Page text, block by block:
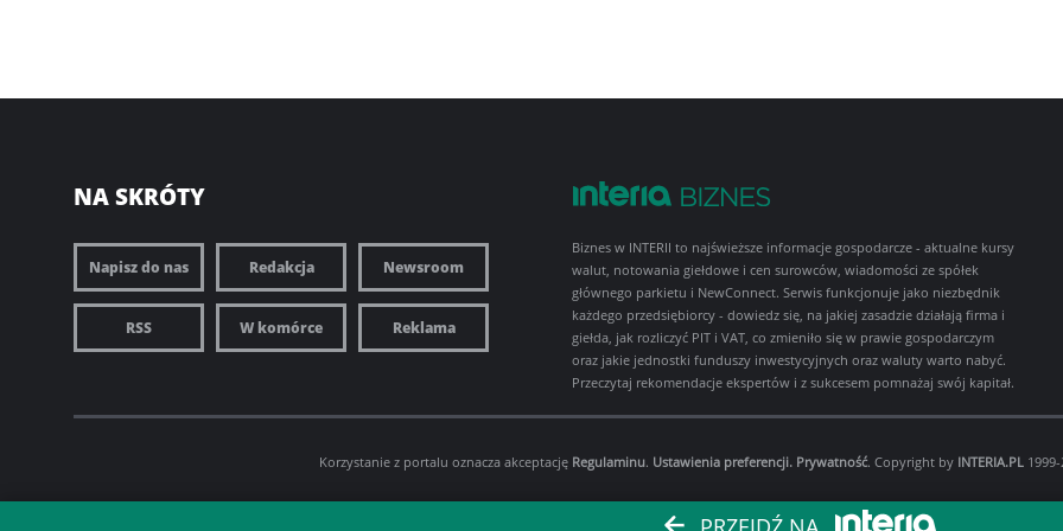
NA SKRÓTY
Napisz do nas Redakcja Newsroom
RSS W komórce Reklama
Biznes w INTERII to najświeższe informacje gospodarcze - aktualne kursy
walut, notowania giełdowe i cen surowców, wiadomości ze spółek
głównego parkietu i NewConnect. Serwis funkcjonuje jako niezbędnik
każdego przedsiębiorcy - dowiedz się, na jakiej zasadzie działają firma i
giełda, jak rozliczyć PIT i VAT, co zmieniło się w prawie gospodarczym
oraz jakie jednostki funduszy inwestycyjnych oraz waluty warto nabyć.
Przeczytaj rekomendacje ekspertów i z sukcesem pomnażaj swój kapitał.
Korzystanie z portalu oznacza akceptację Regulaminu. Ustawienia preferencji. Prywatność. Copyright by INTERIA.PL